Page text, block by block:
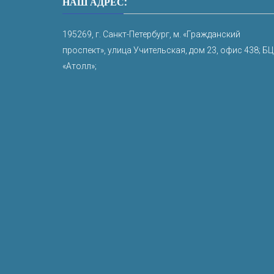
195269, г. Санкт-Петербург, м. «Гражданский
проспект», улица Учительская, дом 23, офис 438; БЦ
«Атолл»;